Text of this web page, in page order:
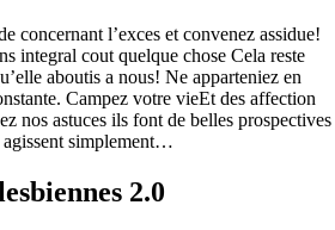
concernant l’exces et convenez assidue!
integral cout quelque chose Cela reste
aboutis a nous! Ne apparteniez en
Campez votre vieEt des affection
nos astuces ils font de belles prospectives
simplement…
2.0